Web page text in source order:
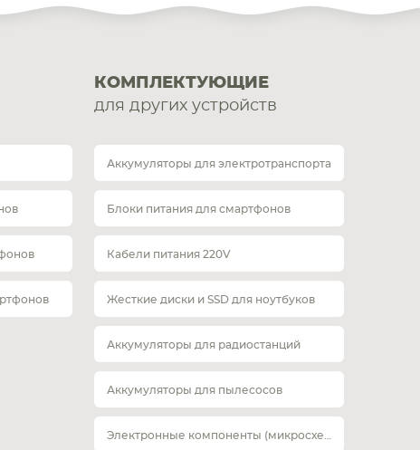
КОМПЛЕКТУЮЩИЕ
для других устройств
Аккумуляторы для электротранспорта
Блоки питания для смартфонов
Кабели питания 220V
Жесткие диски и SSD для ноутбуков
Аккумуляторы для радиостанций
Аккумуляторы для пылесосов